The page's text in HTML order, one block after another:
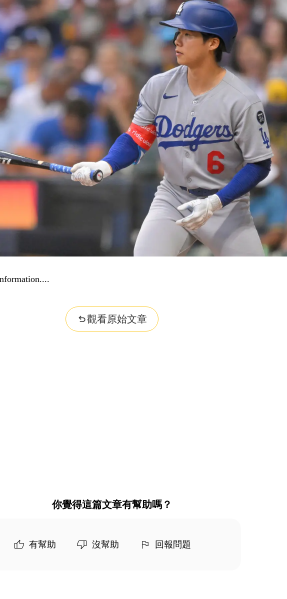
question...
觀看原始文章
你覺得這篇文章有幫助嗎？
有幫助 沒幫助 回報問題